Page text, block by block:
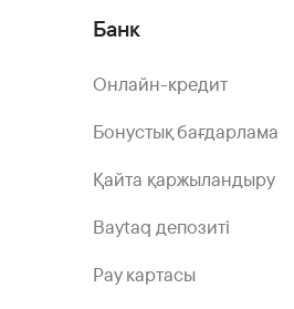
Банк
Онлайн-кредит
Бонустық бағдарлама
Қайта қаржыландыру
Baytaq депозиті
Pay картасы